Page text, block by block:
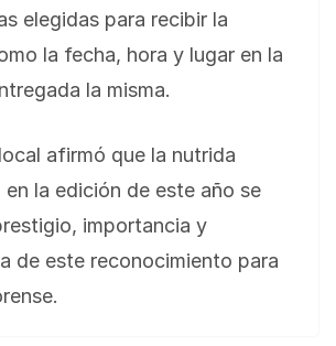
elegidas para recibir la
la fecha, hora y lugar en la
la misma.
afirmó que la nutrida
la edición de este año se
importancia y
de este reconocimiento para